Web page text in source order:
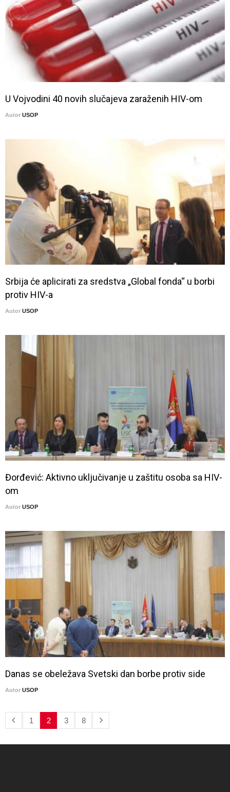
U Vojvodini 40 novih slučajeva zaraženih HIV-om
Autor USOP
Srbija će aplicirati za sredstva „Global fonda“ u borbi
protiv HIV-a
Autor USOP
Đorđević: Aktivno uključivanje u zaštitu osoba sa HIV-
om
Autor USOP
Danas se obeležava Svetski dan borbe protiv side
Autor USOP
1 2 3 8